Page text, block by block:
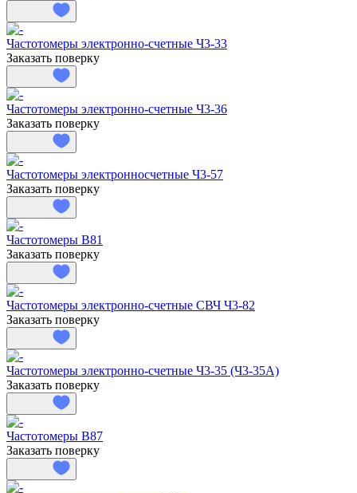
Частотомеры электронно-счетные Ч3-33
Заказать поверку
Частотомеры электронно-счетные Ч3-36
Заказать поверку
Частотомеры электронносчетные Ч3-57
Заказать поверку
Частотомеры В81
Заказать поверку
Частотомеры электронно-счетные СВЧ Ч3-82
Заказать поверку
Частотомеры электронно-счетные Ч3-35 (Ч3-35А)
Заказать поверку
Частотомеры В87
Заказать поверку